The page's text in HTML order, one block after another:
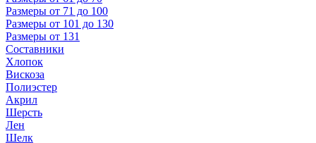
Размеры от 71 до 100
Размеры от 101 до 130
Размеры от 131
Составники
Хлопок
Вискоза
Полиэстер
Акрил
Шерсть
Лен
Шелк